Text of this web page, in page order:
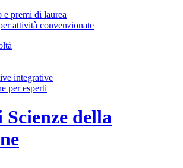
e premi di laurea
attività convenzionate
integrative
per esperti
Scienze della